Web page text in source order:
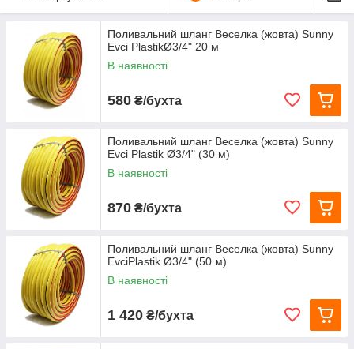
Поливальний шланг Веселка (жовта) Sunny
Evci PlastikØ3/4" 20 м
В наявності
580 ₴/бухта
Поливальний шланг Веселка (жовта) Sunny
Evci Plastik Ø3/4" (30 м)
В наявності
870 ₴/бухта
Поливальний шланг Веселка (жовта) Sunny
EvciPlastik Ø3/4" (50 м)
В наявності
1 420 ₴/бухта